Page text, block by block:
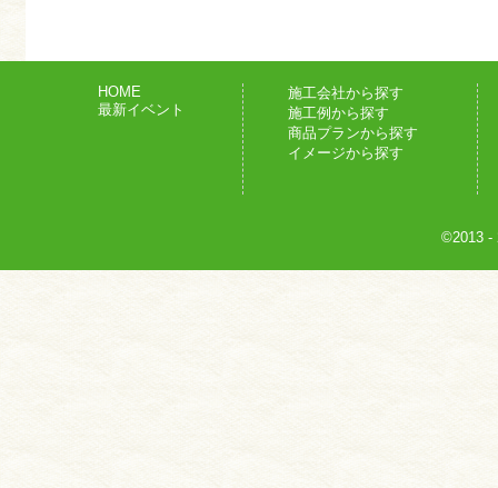
HOME
最新イベント
施工会社から探す
施工例から探す
商品プランから探す
イメージから探す
©2013 -